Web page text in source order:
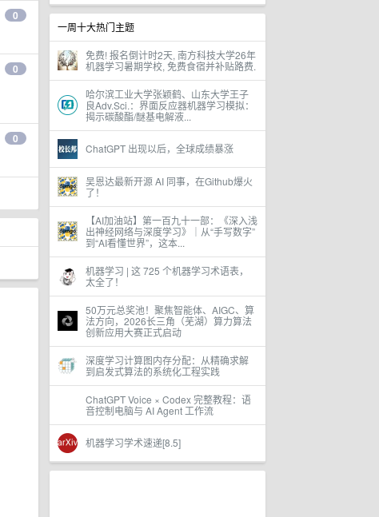
一周十大热门主题
免费! 报名倒计时2天, 南方科技大学26年
机器学习暑期学校, 免费食宿并补贴路费.
哈尔滨工业大学张颖鹤、山东大学王子
良Adv.Sci.：界面反应器机器学习模拟：
揭示碳酸酯/醚基电解液...
ChatGPT 出现以后，全球成绩暴涨
吴恩达最新开源 AI 同事，在Github爆火
了！
【AI加油站】第一百九十一部：《深入浅
出神经网络与深度学习》｜从“手写数字”
到“AI看懂世界”，这本...
机器学习 | 这 725 个机器学习术语表，
太全了！
50万元总奖池！聚焦智能体、AIGC、算
法方向，2026长三角（芜湖）算力算法
创新应用大赛正式启动
深度学习计算图内存分配：从精确求解
到启发式算法的系统化工程实践
ChatGPT Voice × Codex 完整教程：语
音控制电脑与 AI Agent 工作流
机器学习学术速递[8.5]
0
0
0